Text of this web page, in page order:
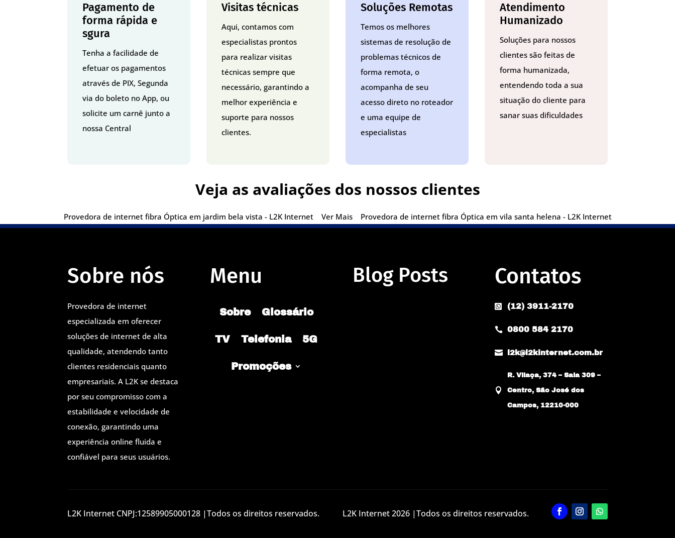
Pagamento de
forma rápida e
sgura
Tenha a facilidade de
efetuar os pagamentos
através de PIX, Segunda
via do boleto no App, ou
solicite um carnê junto a
nossa Central
Visitas técnicas
Aqui, contamos com
especialistas prontos
para realizar visitas
técnicas sempre que
necessário, garantindo a
melhor experiência e
suporte para nossos
clientes.
Soluções Remotas
Temos os melhores
sistemas de resolução de
problemas técnicos de
forma remota, o
acompanha de seu
acesso direto no roteador
e uma equipe de
especialistas
Atendimento
Humanizado
Soluções para nossos
clientes são feitas de
forma humanizada,
entendendo toda a sua
situação do cliente para
sanar suas dificuldades
Veja as avaliações dos nossos clientes
Provedora de internet fibra Óptica em jardim bela vista - L2K Internet Ver Mais Provedora de internet fibra Óptica em vila santa helena - L2K Internet
Sobre nós
Provedora de internet
especializada em oferecer
soluções de internet de alta
qualidade, atendendo tanto
clientes residenciais quanto
empresariais. A L2K se destaca
por seu compromisso com a
estabilidade e velocidade de
conexão, garantindo uma
experiência online fluida e
confiável para seus usuários.
Menu
Sobre Glossário
TV Telefonia 5G
Promoções
Blog Posts Contatos
 (12) 3911-2170
 0800 584 2170
 l2k@l2kinternet.com.br

R. Vilaça, 374 – Sala 309 –
Centro, São José dos
Campos, 12210-000
L2K Internet CNPJ:12589905000128 |Todos os direitos reservados. L2K Internet 2026 |Todos os direitos reservados.